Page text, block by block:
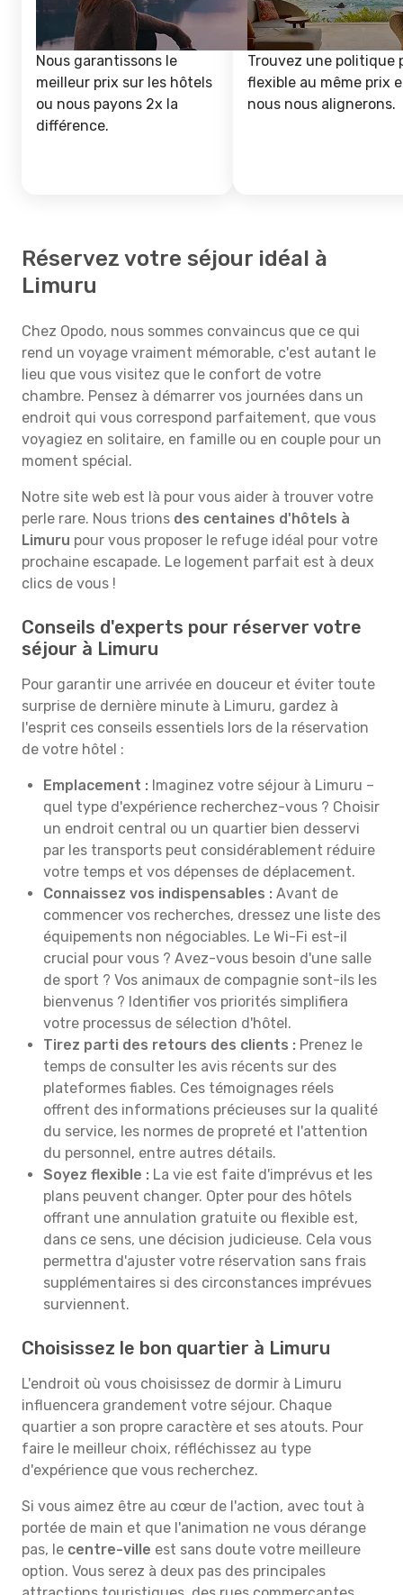
Nous garantissons le
meilleur prix sur les hôtels
ou nous payons 2x la
différence.
Trouvez une politique
flexible au même prix
nous nous alignerons.
Réservez votre séjour idéal à
Limuru
Chez Opodo, nous sommes convaincus que ce qui
rend un voyage vraiment mémorable, c'est autant le
lieu que vous visitez que le confort de votre
chambre. Pensez à démarrer vos journées dans un
endroit qui vous correspond parfaitement, que vous
voyagiez en solitaire, en famille ou en couple pour un
moment spécial.
Notre site web est là pour vous aider à trouver votre
perle rare. Nous trions des centaines d'hôtels à
Limuru pour vous proposer le refuge idéal pour votre
prochaine escapade. Le logement parfait est à deux
clics de vous !
Conseils d'experts pour réserver votre
séjour à Limuru
Pour garantir une arrivée en douceur et éviter toute
surprise de dernière minute à Limuru, gardez à
l'esprit ces conseils essentiels lors de la réservation
de votre hôtel :
Emplacement : Imaginez votre séjour à Limuru –
quel type d'expérience recherchez-vous ? Choisir
un endroit central ou un quartier bien desservi
par les transports peut considérablement réduire
votre temps et vos dépenses de déplacement.
Connaissez vos indispensables : Avant de
commencer vos recherches, dressez une liste des
équipements non négociables. Le Wi-Fi est-il
crucial pour vous ? Avez-vous besoin d'une salle
de sport ? Vos animaux de compagnie sont-ils les
bienvenus ? Identifier vos priorités simplifiera
votre processus de sélection d'hôtel.
Tirez parti des retours des clients : Prenez le
temps de consulter les avis récents sur des
plateformes fiables. Ces témoignages réels
offrent des informations précieuses sur la qualité
du service, les normes de propreté et l'attention
du personnel, entre autres détails.
Soyez flexible : La vie est faite d'imprévus et les
plans peuvent changer. Opter pour des hôtels
offrant une annulation gratuite ou flexible est,
dans ce sens, une décision judicieuse. Cela vous
permettra d'ajuster votre réservation sans frais
supplémentaires si des circonstances imprévues
surviennent.
Choisissez le bon quartier à Limuru
L'endroit où vous choisissez de dormir à Limuru
influencera grandement votre séjour. Chaque
quartier a son propre caractère et ses atouts. Pour
faire le meilleur choix, réfléchissez au type
d'expérience que vous recherchez.
Si vous aimez être au cœur de l'action, avec tout à
portée de main et que l'animation ne vous dérange
pas, le centre-ville est sans doute votre meilleure
option. Vous serez à deux pas des principales